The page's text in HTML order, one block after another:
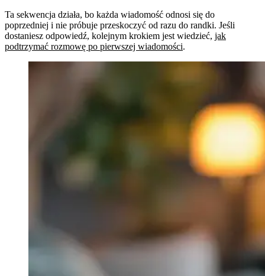
Ta sekwencja działa, bo każda wiadomość odnosi się do
poprzedniej i nie próbuje przeskoczyć od razu do randki. Jeśli
dostaniesz odpowiedź, kolejnym krokiem jest wiedzieć, jak
podtrzymać rozmowę po pierwszej wiadomości.